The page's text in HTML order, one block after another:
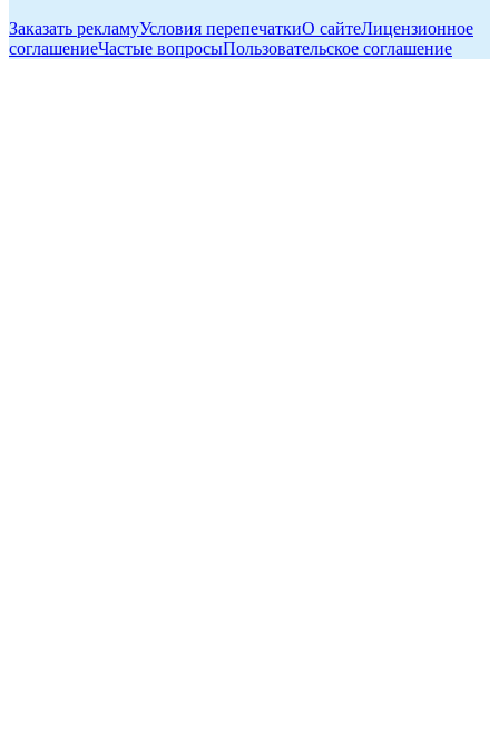
Заказать рекламуУсловия перепечаткиО сайтеЛицензионное
соглашениеЧастые вопросыПользовательское соглашение